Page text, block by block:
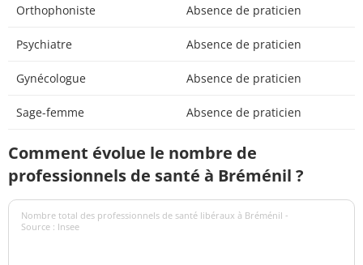
Orthophoniste Absence de praticien
Psychiatre Absence de praticien
Gynécologue Absence de praticien
Sage-femme Absence de praticien
Comment évolue le nombre de
professionnels de santé à Bréménil ?
Nombre total des professionnels de santé libéraux à Bréménil -
Source : Insee